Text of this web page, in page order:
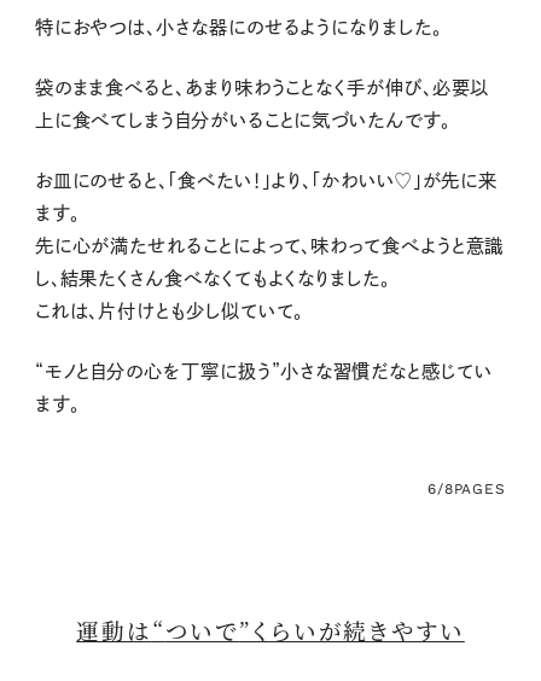
特におやつは、小さな器にのせるようになりました。
袋のまま食べると、あまり味わうことなく手が伸び、必要以
上に食べてしまう自分がいることに気づいたんです。
お皿にのせると、「食べたい！」より、「かわいい♡」が先に来
ます。
先に心が満たせれることによって、味わって食べようと意識
し、結果たくさん食べなくてもよくなりました。
これは、片付けとも少し似ていて。
“モノと自分の心を丁寧に扱う ”小さな習慣だなと感じてい
ます。
6/8PAGES
運動は“ついで”くらいが続きやすい